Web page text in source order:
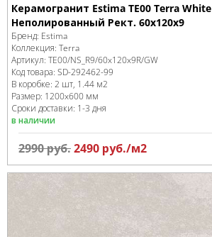
Керамогранит Estima TE00 Terra White
Неполированный Рект. 60x120x9
Бренд: Estima
Коллекция: Terra
Артикул: TE00/NS_R9/60x120x9R/GW
Код товара: SD-292462-99
В коробке: 2 шт, 1.44 м2
Размер: 1200x600 мм
Сроки доставки: 1-3 дня
в наличии
2990руб.2490 руб./м2